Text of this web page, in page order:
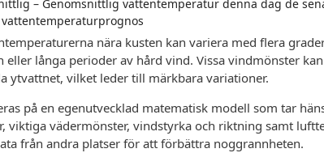
– Genomsnittlig vattentemperatur denna dag de
nära kusten kan variera med flera
långa perioder av hård vind. Vissa vindmönster
ytvattnet, vilket leder till märkbara variationer.
på en egenutvecklad matematisk modell som tar
viktiga vädermönster, vindstyrka och riktning samt
från andra platser för att förbättra noggrannheten.